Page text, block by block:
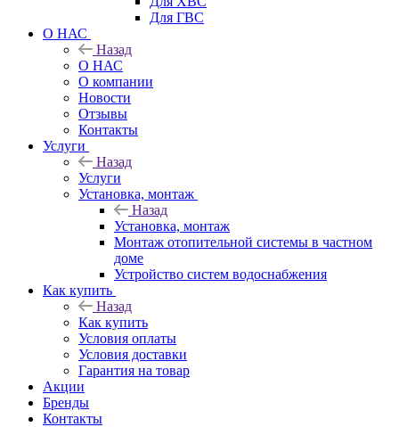
Для ГВС
О НАС
Назад
О НАС
О компании
Новости
Отзывы
Контакты
Услуги
Назад
Услуги
Установка, монтаж
Назад
Установка, монтаж
Монтаж отопительной системы в частном
доме
Устройство систем водоснабжения
Как купить
Назад
Как купить
Условия оплаты
Условия доставки
Гарантия на товар
Акции
Бренды
Контакты